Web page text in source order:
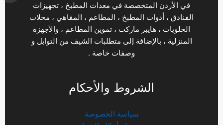
في الأردن المتخصصة في معدات المطبخ ، تجهيزات
الفنادق ، أدوات المطبخ ، المطاعم ، المقاهي ، محلات
الحلويات ، هايبر ماركت ، تموين المطاعم ، والأجهزة
المنزلية ، بالإضافة إلى متطلبات الشيف من التوابل و
وصفات خاصة .
الشروط والأحكام
سياسة الخصوصة